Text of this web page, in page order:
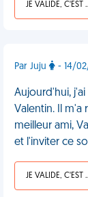
JE
Par Juju - 14/
Aujourd'hui,
Valentin. Il m'a
meilleur ami,
et l'inviter ce
JE